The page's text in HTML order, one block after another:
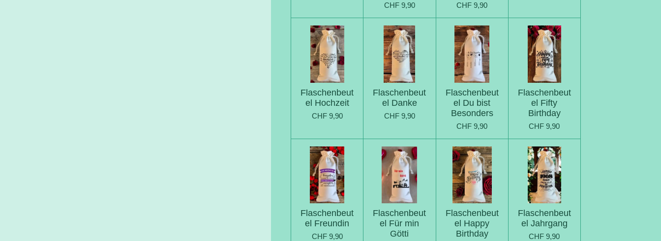
CHF 9,90 CHF 9,90
Flaschenbeut
el Hochzeit
CHF 9,90
Flaschenbeut
el Danke
CHF 9,90
Flaschenbeut
el Du bist
Besonders
CHF 9,90
Flaschenbeut
el Fifty
Birthday
CHF 9,90
Flaschenbeut
el Freundin
CHF 9,90
Flaschenbeut
el Für min
Götti
Flaschenbeut
el Happy
Birthday
Flaschenbeut
el Jahrgang
CHF 9,90